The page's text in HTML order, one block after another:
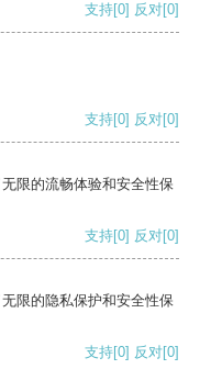
支持[0] 反对[0]
支持[0] 反对[0]
限的流畅体验和安全性保
支持[0] 反对[0]
限的隐私保护和安全性保
支持[0] 反对[0]